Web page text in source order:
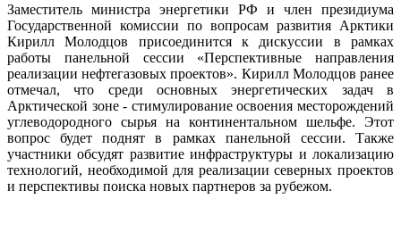
Заместитель министра энергетики РФ и член президиума
Государственной комиссии по вопросам развития Арктики
Кирилл Молодцов присоединится к дискуссии в рамках
работы панельной сессии «Перспективные направления
реализации нефтегазовых проектов». Кирилл Молодцов ранее
отмечал, что среди основных энергетических задач в
Арктической зоне - стимулирование освоения месторождений
углеводородного сырья на континентальном шельфе. Этот
вопрос будет поднят в рамках панельной сессии. Также
участники обсудят развитие инфраструктуры и локализацию
технологий, необходимой для реализации северных проектов
и перспективы поиска новых партнеров за рубежом.